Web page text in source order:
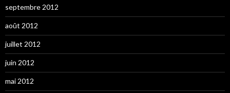
septembre 2012
août 2012
juillet 2012
juin 2012
mai 2012